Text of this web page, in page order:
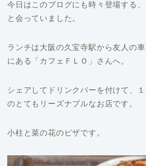
今日はこのブログにも時々登場する
と会っていました。
ランチは大阪の久宝寺駅から友人の
にある「カフェＦＬＯ」さんへ。
シェアしてドリンクバーを付けて、
のとてもリーズナブルなお店です。
小柱と菜の花のピザです。